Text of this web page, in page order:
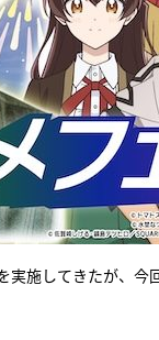
実施してきたが、今